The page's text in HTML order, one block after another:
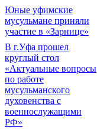
Юные уфимские
мусульмане приняли
участие в «Зарнице»
В г.Уфа прошел
круглый стол
«Актуальные вопросы
по работе
мусульманского
духовенства с
военнослужащими
РФ»